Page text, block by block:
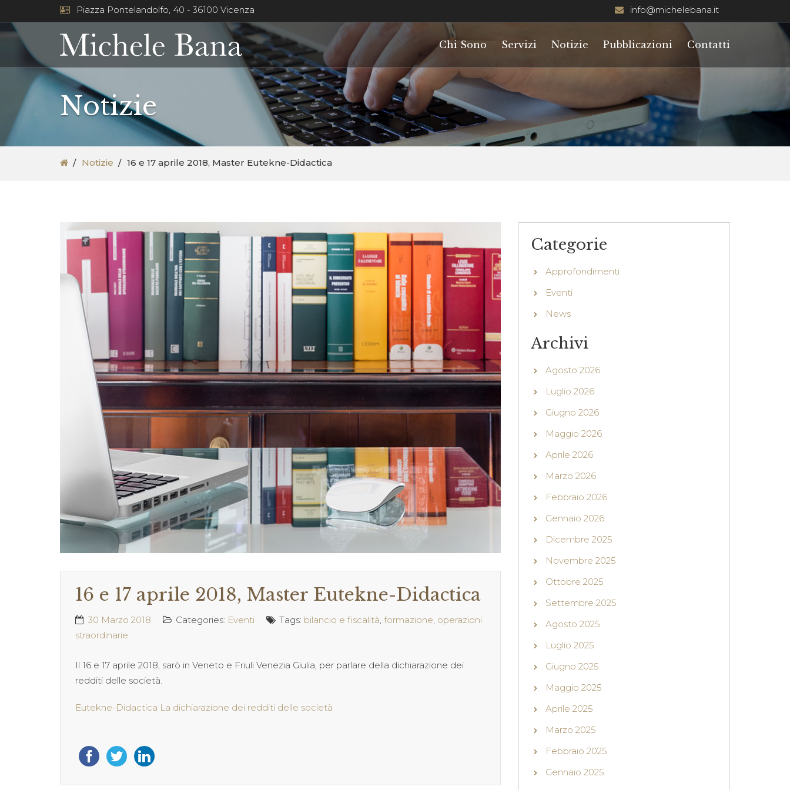
Piazza Pontelandolfo, 40 - 36100 Vicenza info@michelebana.it
Chi Sono Servizi Notizie Pubblicazioni Contatti
Notizie
Notizie 16 e 17 aprile 2018, Master Eutekne-Didactica
16 e 17 aprile 2018, Master Eutekne-Didactica
30 Marzo 2018 Categories: Eventi Tags: bilancio e fiscalità formazione operazioni
straordinarie
Il 16 e 17 aprile 2018, sarò in Veneto e Friuli Venezia Giulia, per parlare della dichiarazione dei
redditi delle società.
Eutekne-Didactica La dichiarazione dei redditi delle società
Categorie
Approfondimenti
Eventi
News
Archivi
Agosto 2026
Luglio 2026
Giugno 2026
Maggio 2026
Aprile 2026
Marzo 2026
Febbraio 2026
Gennaio 2026
Dicembre 2025
Novembre 2025
Ottobre 2025
Settembre 2025
Agosto 2025
Luglio 2025
Giugno 2025
Maggio 2025
Aprile 2025
Marzo 2025
Febbraio 2025
Gennaio 2025